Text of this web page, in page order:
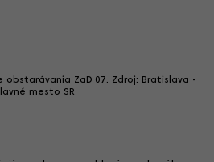
obstarávania ZaD 07. Zdroj: Bratislava -
mesto SR